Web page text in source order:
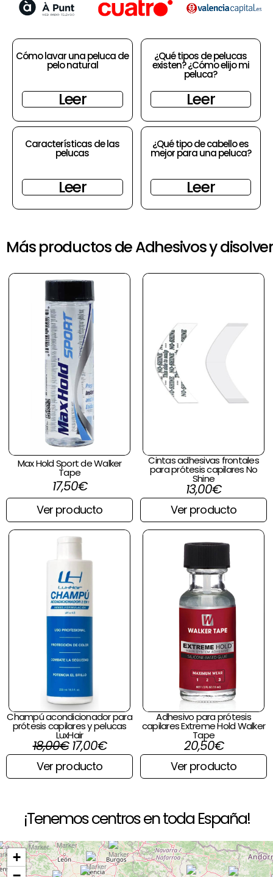
Cómo lavar una peluca de
pelo natural
Leer
¿Qué tipos de pelucas
existen? ¿Cómo elijo mi
peluca?
Leer
Características de las
pelucas
Leer
¿Qué tipo de cabello es
mejor para una peluca?
Leer
Más productos de Adhesivos y
Max Hold Sport de Walker
Tape
17,50€
Ver producto
Cintas adhesivas frontales
para prótesis capilares No
Shine
13,00€
Ver producto
Champú acondicionador para
prótesis capilares y pelucas
LuxHair
18,00€
El
precio
original
era:
18,00€.
17,00€
El
precio
actual
Ver producto
Adhesivo para prótesis
capilares Extreme Hold Walker
Tape
20,50€
Ver producto
¡Tenemos centros en toda España!
+